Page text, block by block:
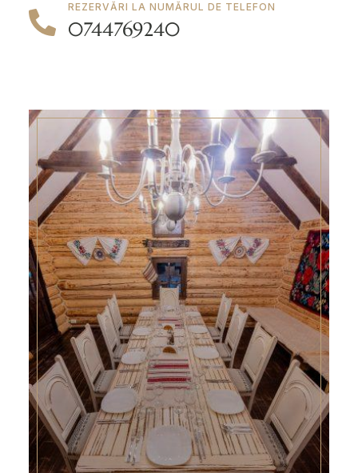
REZERVĂRI LA NUMĂRUL DE TELEFON
0744769240